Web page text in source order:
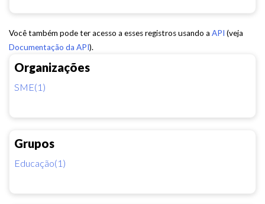
Organizações
SME(1)
Grupos
Educação(1)
Você também pode ter acesso a esses registros usando a API (veja
Documentação da API).